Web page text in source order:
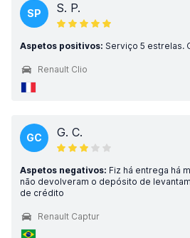
SP S. P.
Aspetos positivos: Serviço 5 estrelas.
Renault Clio
GC G. C.
Aspetos negativos: Fiz há entrega há
não devolveram o depósito de
de crédito
Renault Captur